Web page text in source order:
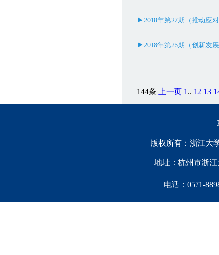
▶2018年第27期（推动应
▶2018年第26期（创新发
144条 上一页 1 .. 12 13
版权所有：浙江大
地址：杭州市浙江
电话：0571-